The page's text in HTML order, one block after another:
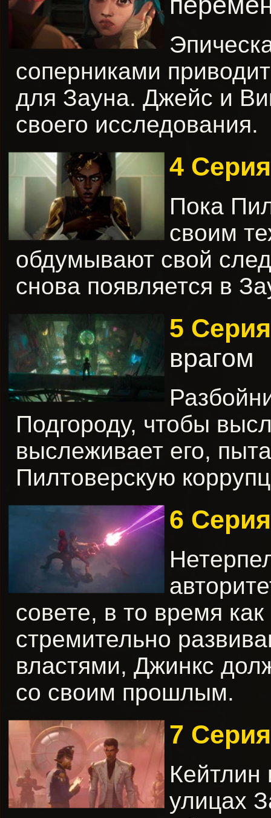
соперниками
для Зауна. Джейс и
своего исследования.
4 Серия
Пока
своим
обдумывают свой
снова появляется в
5 Серия
врагом
Подгороду, чтобы
выслеживает его,
Пилтоверскую
6 Серия
совете, в то время
стремительно
властями, Джинкс
со своим прошлым.
7 Серия
Кейтлин
улицах